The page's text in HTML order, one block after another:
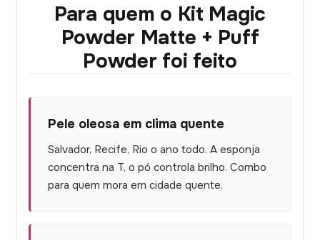
Para quem o Kit Magic
Powder Matte + Puff
Powder foi feito
Pele oleosa em clima quente
Salvador, Recife, Rio o ano todo. A esponja
concentra na T, o pó controla brilho. Combo
para quem mora em cidade quente.